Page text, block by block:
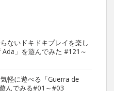
ないドキドキプレイを楽し
」を遊んでみた #121～
軽に遊べる「Guerra de
んでみる#01～#03